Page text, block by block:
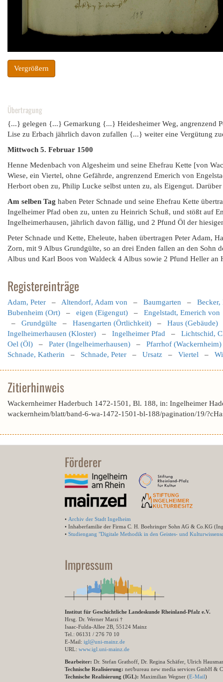
Vergrößern
Übertragung
{...} gelegen {...} Gemarkung {...} Heidesheimer Weg, angrenzend
Lise zu Erbach jährlich davon zufallen {...} weiter eine Vergütung
Mittwoch 5. Februar 1500
Henne Medenbach von Algesheim und seine Ehefrau Kette [von
Wiese, ein Viertel, ohne Gefährde, angrenzend Emerich von
Herbort oben zu, Philip Lucke selbst unten zu, als Eigengut.
Am selben Tag haben Peter Schnade und seine Ehefrau Kette
Ingelheimer Pfad oben zu, unten zu Heinrich Schuß, und stößt auf
Ingelheimerhausen, jährlich davon fällig, und 2 Pfund Öl der
Peter Schnade und Kette, Eheleute, haben übertragen Peter Adam,
Zorn, mit 9 Albus Grundgülte, so an drei Enden fallen an den
Albus und Karl Boos von Waldeck 4 Albus sowie 2 Pfund Heller an
Registereinträge
Adam, Peter – Altendorf, Adam von – Baumgarten – Becker,
Bubenheim (Ort) – eigen (Eigengut) – Engelstadt, Emerich von
– Grundgülte – Hasengarten (Örtlichkeit) – Haus (Gebäude)
Ingelheimerhausen (Kloster) – Ingelheimer Pfad – Lichtschid,
Oel (Öl) – Pater (Ingelheimerhausen) – Pfarrhof (Wackernheim)
Schnade, Katherin – Schnade, Peter – Ursatz – Viertel –
Zitierhinweis
Wackernheimer Haderbuch 1472-1501, Bl. 188, in: Ingelheimer
wackernheim/blatt/band-6-wa-1472-1501-bl-188/pagination/19/
Förderer
• Archiv der Stadt Ingelheim
• Inhaberfamilie der Firma C. H. Boehringer Sohn AG & Co.KG
• Studiengang "Digitale Methodik in den Geistes- und
Impressum
Institut für Geschichtliche Landeskunde Rheinland-Pfalz e.V.
Hrsg. Dr. Werner Marzi †
Isaac-Fulda-Allee 2B, 55124 Mainz
Tel.: 06131 / 276 70 10
E-Mail: igl@uni-mainz.de
URL: www.igl.uni-mainz.de
Bearbeiter: Dr. Stefan Grathoff, Dr. Regina Schäfer, Ulrich
Technische Realisierung: net/bureau new media services GmbH &
Technische Realisierung (IGL): Maximilian Wegner (E-Mail)